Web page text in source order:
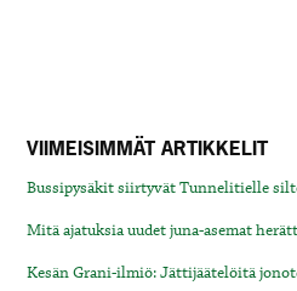
VIIMEISIMMÄT ARTIKKELIT
Bussipysäkit siirtyvät Tunnelitielle
Mitä ajatuksia uudet juna-asemat
Kesän Grani-ilmiö: Jättijäätelöitä